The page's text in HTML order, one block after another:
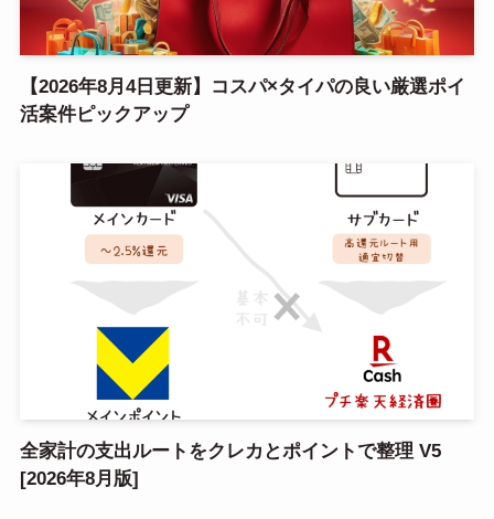
【2026年8月4日更新】コスパ×タイパの良い厳選ポイ
活案件ピックアップ
全家計の支出ルートをクレカとポイントで整理 V5
[2026年8月版]